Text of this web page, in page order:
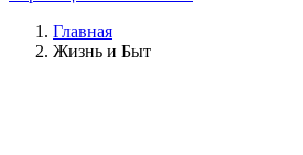
Главная
Жизнь и Быт